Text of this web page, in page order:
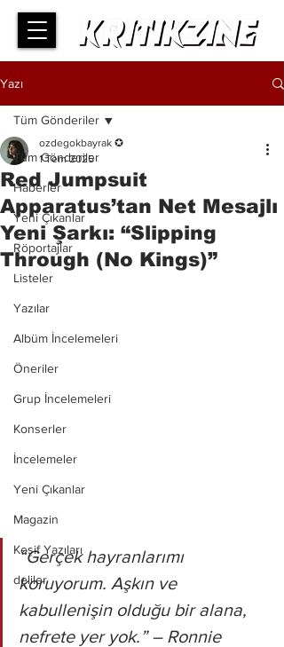
Yazı
Tüm Gönderiler
Haberler
Yeni Çıkanlar
Röportajlar
Listeler
Yazılar
Albüm İncelemeleri
Öneriler
Grup İncelemeleri
Konserler
İncelemeler
Yeni Çıkanlar
Magazin
Keşif Yazıları
deliler
Tüm Gönderiler
Red Jumpsuit
Apparatus’tan Net Mesajlı
Yeni Şarkı: “Slipping
Through (No Kings)”
ozdegokbayrak ✪
1 Tem 2025
“Gerçek hayranlarımı
koruyorum. Aşkın ve
kabullenişin olduğu bir alana,
nefrete yer yok.” – Ronnie